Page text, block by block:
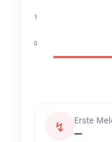
1
0
↯
Erste
—